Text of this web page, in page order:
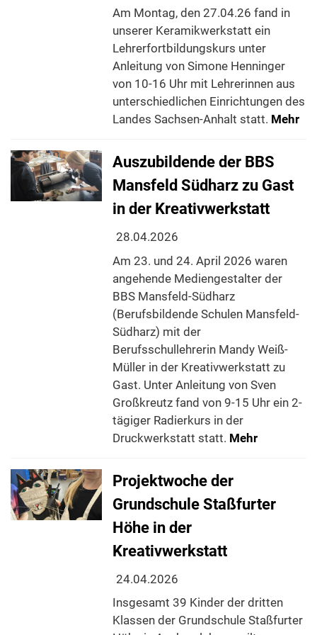
Am Montag, den 27.04.26 fand in
unserer Keramikwerkstatt ein
Lehrerfortbildungskurs unter
Anleitung von Simone Henninger
von 10-16 Uhr mit Lehrerinnen aus
unterschiedlichen Einrichtungen des
Landes Sachsen-Anhalt statt. Mehr
Auszubildende der BBS
Mansfeld Südharz zu Gast
in der Kreativwerkstatt
28.04.2026
Am 23. und 24. April 2026 waren
angehende Mediengestalter der
BBS Mansfeld-Südharz
(Berufsbildende Schulen Mansfeld-
Südharz) mit der
Berufsschullehrerin Mandy Weiß-
Müller in der Kreativwerkstatt zu
Gast. Unter Anleitung von Sven
Großkreutz fand von 9-15 Uhr ein 2-
tägiger Radierkurs in der
Druckwerkstatt statt. Mehr
Projektwoche der
Grundschule Staßfurter
Höhe in der
Kreativwerkstatt
24.04.2026
Insgesamt 39 Kinder der dritten
Klassen der Grundschule Staßfurter